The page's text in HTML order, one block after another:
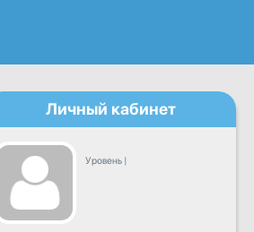
Личный кабинет
Уровень |